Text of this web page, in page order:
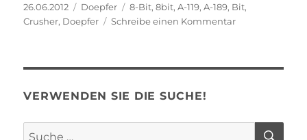
Veröffentlicht
am
26.06.2012 Kategorien
Doepfer Schlagwörter
8-Bit,8bit,A-119,A-189, Bit,
Crusher, Doepfer Schreibe einen Kommentarzu
VERWENDEN SIE DIE SUCHE!
Suche